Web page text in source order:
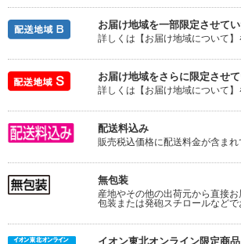
お届け地域を一部限定させてい
詳しくは【お届け地域について】
お届け地域をさらに限定させて
詳しくは【お届け地域について】
配送料込み
販売税込価格に配送料金が含まれ
無包装
産地やその他の出荷元から直接
包装または発砲スチロールなどで
イオン東北オンライン限定商品